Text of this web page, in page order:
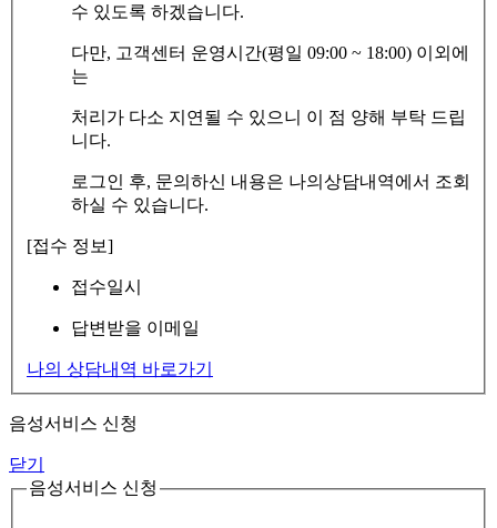
수 있도록 하겠습니다.
다만, 고객센터 운영시간(평일 09:00 ~ 18:00) 이외에
는
처리가 다소 지연될 수 있으니 이 점 양해 부탁 드립
니다.
로그인 후, 문의하신 내용은 나의상담내역에서 조회
하실 수 있습니다.
[접수 정보]
접수일시
답변받을 이메일
나의 상담내역 바로가기
음성서비스 신청
닫기
음성서비스 신청